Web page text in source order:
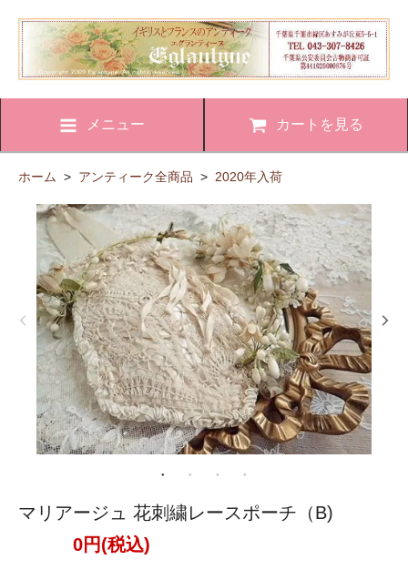
メニュー カートを見る
ホーム > アンティーク全商品 > 2020年入荷
マリアージュ 花刺繍レースポーチ（B)
0円(税込)